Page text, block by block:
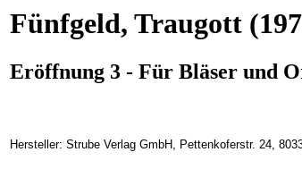
Fünfgeld, Traugott
Eröffnung 3 - Für Bläser und
Hersteller: Strube Verlag GmbH, Pettenkoferstr. 24,